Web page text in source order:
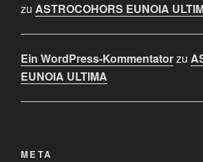
zu ASTROCOHORS EUNOIA
Ein WordPress-Kommentatorzu
EUNOIA ULTIMA
META